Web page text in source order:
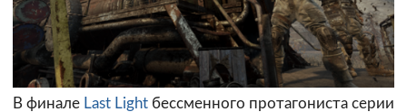
В финале Last Light бессменного протагониста серии